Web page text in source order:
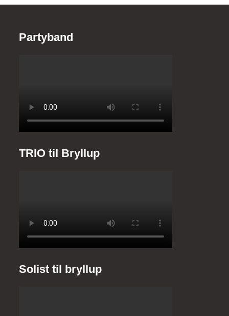
Partyband
TRIO til Bryllup
Solist til bryllup